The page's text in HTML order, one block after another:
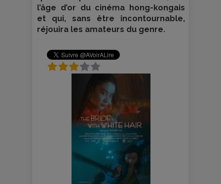
l’âge d’or du cinéma hong-kongais
et qui, sans être incontournable,
réjouira les amateurs du genre.